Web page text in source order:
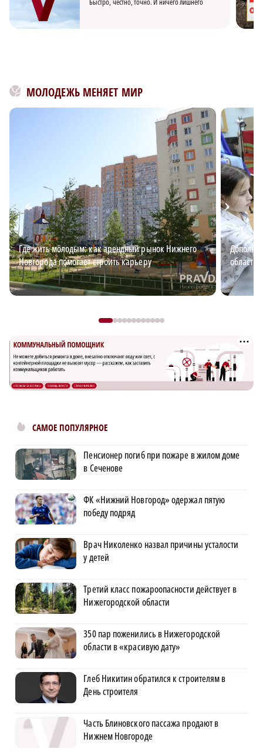
МОЛОДЕЖЬ МЕНЯЕТ МИР
Где жить молодым: как арендный рынок Нижнего
Новгорода помогает строить карьеру
области:
САМОЕ ПОПУЛЯРНОЕ
Пенсионер погиб при пожаре в жилом доме
в Сеченове
ФК «Нижний Новгород» одержал пятую
победу подряд
Врач Николенко назвал причины усталости
у детей
Третий класс пожароопасности действует в
Нижегородской области
350 пар поженились в Нижегородской
области в «красивую дату»
Глеб Никитин обратился к строителям в
День строителя
Часть Блиновского пассажа продают в
Нижнем Новгороде